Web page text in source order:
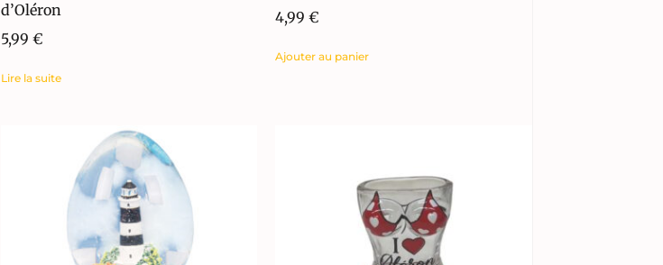
d’Oléron
5,99 €
Lire la suite
4,99€
Ajouter au panier